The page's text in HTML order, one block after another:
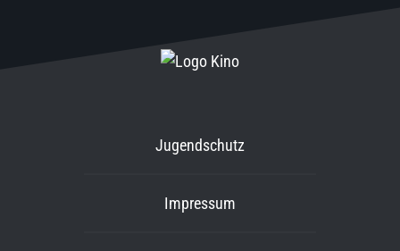
Jugendschutz
Impressum